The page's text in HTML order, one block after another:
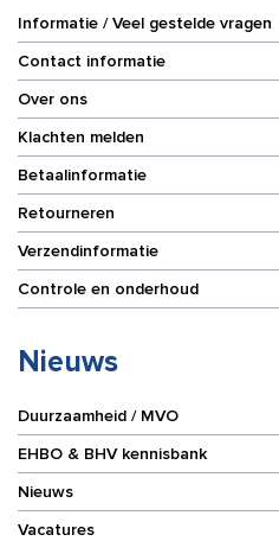
Informatie / Veel gestelde vragen
Contact informatie
Over ons
Klachten melden
Betaalinformatie
Retourneren
Verzendinformatie
Controle en onderhoud
Nieuws
Duurzaamheid / MVO
EHBO & BHV kennisbank
Nieuws
Vacatures